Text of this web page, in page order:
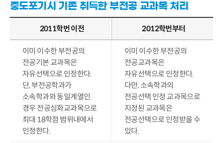
중도포기시 기존 취득한 부전공 교과목 처리
2011학번 이전 2012학번부터
이미 이수한 부전공의
전공기본 교과목은
자유선택으로 인정한다.
단, 부전공학과가
소속학과와 동일계열인
경우 전공심화교과목으로
최대 18학점 범위내에서
인정한다.
이미 이수한 부전공의
전공교과목은
자유선택으로 인정한다.
다만, 소속학과의
전공선택 인정 교과목으로
지정된 교과목은
전공선택으로 인정받을 수
있다.